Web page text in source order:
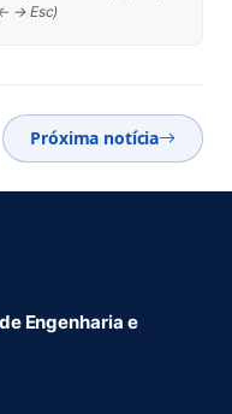
→ Esc)
Próxima notícia
Engenharia e